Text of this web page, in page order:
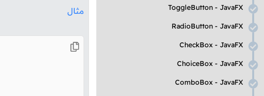
JavaFX
-
ToggleButton
JavaFX
-
RadioButton
JavaFX
-
CheckBox
JavaFX
-
ChoiceBox
JavaFX
-
ComboBox
مثال